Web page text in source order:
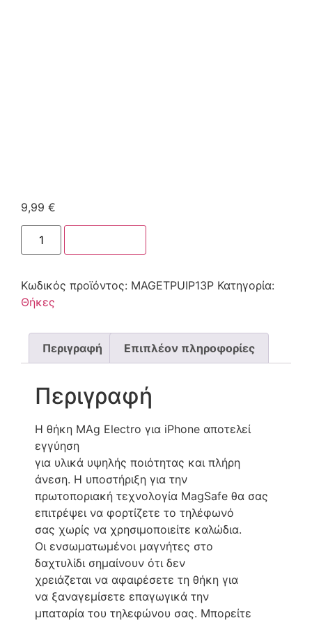
9,99 €
Κωδικός προϊόντος: MAGETPUIP13P Κατηγορία:
Θήκες
Περιγραφή Επιπλέον πληροφορίες
Περιγραφή
Η θήκη MAg Electro για iPhone αποτελεί
εγγύηση
για υλικά υψηλής ποιότητας και πλήρη
άνεση. Η υποστήριξη για την
πρωτοποριακή τεχνολογία MagSafe θα σας
επιτρέψει να φορτίζετε το τηλέφωνό
σας χωρίς να χρησιμοποιείτε καλώδια.
Οι ενσωματωμένοι μαγνήτες στο
δαχτυλίδι σημαίνουν ότι δεν
χρειάζεται να αφαιρέσετε τη θήκη για
να ξαναγεμίσετε επαγωγικά την
μπαταρία του τηλεφώνου σας. Μπορείτε